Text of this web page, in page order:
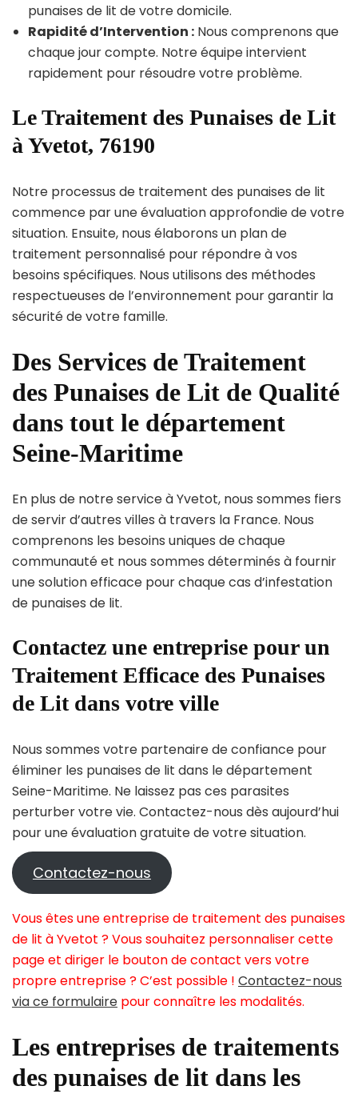
punaises de lit de votre domicile.
Rapidité d’Intervention : Nous comprenons que
chaque jour compte. Notre équipe intervient
rapidement pour résoudre votre problème.
Le Traitement des Punaises de Lit
à Yvetot, 76190
Notre processus de traitement des punaises de lit
commence par une évaluation approfondie de votre
situation. Ensuite, nous élaborons un plan de
traitement personnalisé pour répondre à vos
besoins spécifiques. Nous utilisons des méthodes
respectueuses de l’environnement pour garantir la
sécurité de votre famille.
Des Services de Traitement
des Punaises de Lit de Qualité
dans tout le département
Seine-Maritime
En plus de notre service à Yvetot, nous sommes fiers
de servir d’autres villes à travers la France. Nous
comprenons les besoins uniques de chaque
communauté et nous sommes déterminés à fournir
une solution efficace pour chaque cas d’infestation
de punaises de lit.
Contactez une entreprise pour un
Traitement Efficace des Punaises
de Lit dans votre ville
Nous sommes votre partenaire de confiance pour
éliminer les punaises de lit dans le département
Seine-Maritime. Ne laissez pas ces parasites
perturber votre vie. Contactez-nous dès aujourd’hui
pour une évaluation gratuite de votre situation.
Contactez-nous
Vous êtes une entreprise de traitement des punaises
de lit à Yvetot ? Vous souhaitez personnaliser cette
page et diriger le bouton de contact vers votre
propre entreprise ? C’est possible ! Contactez-nous
via ce formulaire pour connaître les modalités.
Les entreprises de traitements
des punaises de lit dans les